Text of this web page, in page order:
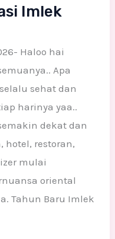
Imlek
Haloo hai
Apa
sehat dan
harinya yaa..
dekat dan
hotel, restoran,
mulai
oriental
Tahun Baru Imlek